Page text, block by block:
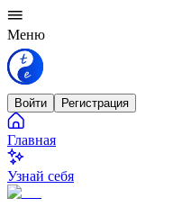
Меню
Войти Регистрация
Главная
Узнай себя